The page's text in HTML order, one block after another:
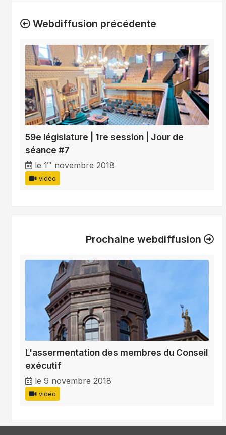
Webdiffusion précédente
59e législature | 1re session | Jour de
séance #7
le 1er novembre 2018
vidéo
Prochaine webdiffusion
L'assermentation des membres du Conseil
exécutif
le 9 novembre 2018
vidéo